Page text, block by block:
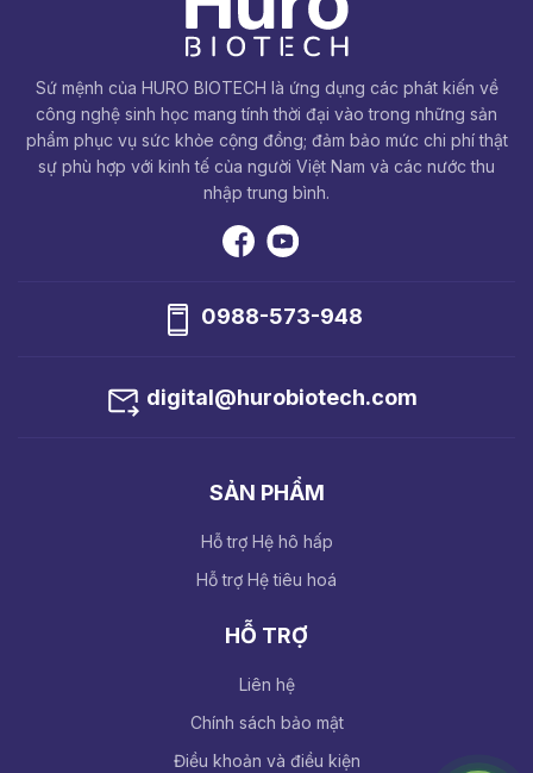
Sứ mệnh của HURO BIOTECH là ứng dụng các phát kiến về
công nghệ sinh học mang tính thời đại vào trong những sản
phẩm phục vụ sức khỏe cộng đồng; đảm bảo mức chi phí thật
sự phù hợp với kinh tế của người Việt Nam và các nước thu
nhập trung bình.
0988-573-948
digital@hurobiotech.com
SẢN PHẨM
Hỗ trợ Hệ hô hấp
Hỗ trợ Hệ tiêu hoá
HỖ TRỢ
Liên hệ
Chính sách bảo mật
Điều khoản và điều kiện